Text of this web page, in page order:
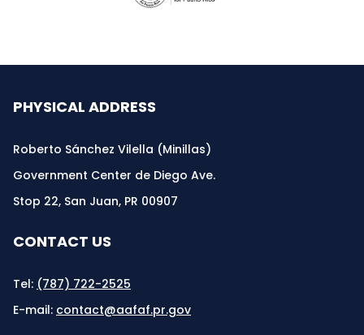
PHYSICAL ADDRESS
Roberto Sánchez Vilella (Minillas)
Government Center de Diego Ave.
Stop 22, San Juan, PR 00907
CONTACT US
Tel: (787) 722-2525
E-mail: contact@aafaf.pr.gov